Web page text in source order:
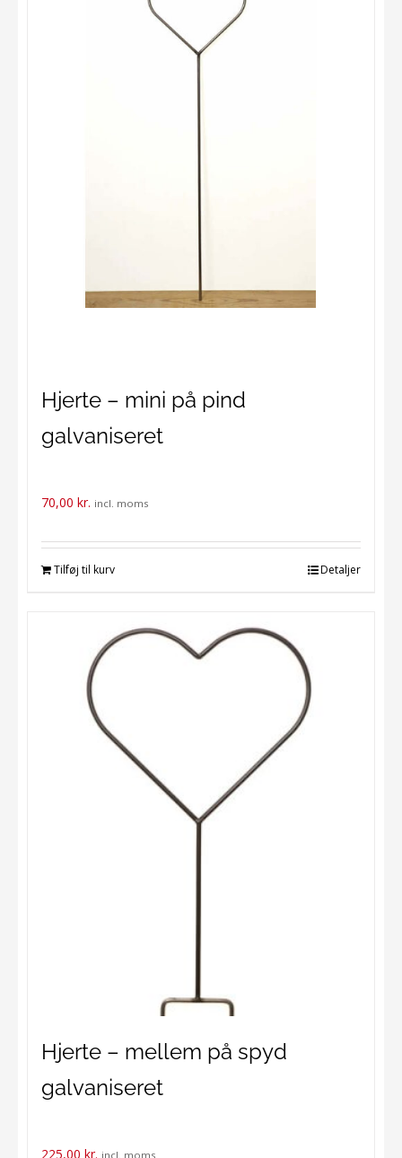
Hjerte – mini på pind
galvaniseret
70,00 kr. incl. moms
Tilføj til kurv Detaljer
Hjerte – mellem på spyd
galvaniseret
225,00 kr. incl. moms